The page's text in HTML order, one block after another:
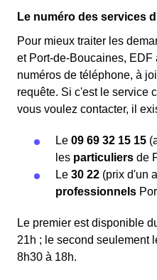
Le numéro des services
Pour mieux traiter les
et Port-de-Boucaines,
numéros de téléphone, à
requête. Si c'est le service
vous voulez contacter, il
Le 09 69 32 15 15
les particuliers de
Le 30 22 (prix d'un
professionnels
Le premier est disponible
21h ; le second seulement
8h30 à 18h.